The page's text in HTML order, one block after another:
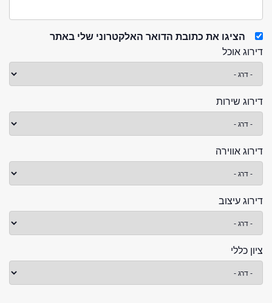
הציגו את כתובת הדואר האלקטרוני שלי באתר
דירוג אוכל
דירוג שירות
דירוג אווירה
דירוג עיצוב
ציון כללי